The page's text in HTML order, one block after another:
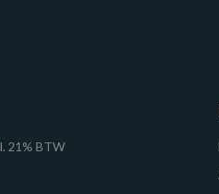
21% BTW